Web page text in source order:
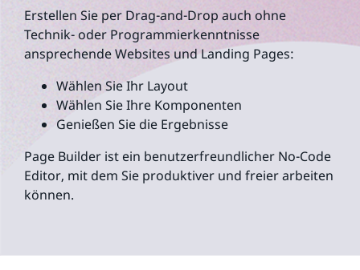
Erstellen Sie per Drag-and-Drop auch ohne
Technik- oder Programmierkenntnisse
ansprechende Websites und Landing Pages:
Wählen Sie Ihr Layout
Wählen Sie Ihre Komponenten
Genießen Sie die Ergebnisse
Page Builder ist ein benutzerfreundlicher No-Code
Editor, mit dem Sie produktiver und freier arbeiten
können.